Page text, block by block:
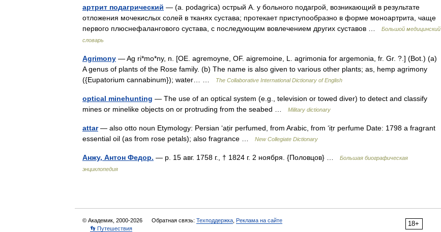
артрит подагрический — (a. podagrica) острый А. у больного подагрой, возникающий в результате
отложения мочекислых солей в тканях сустава; протекает приступообразно в форме моноартрита, чаще
первого плюснефалангового сустава, с последующим вовлечением других суставов …
Большой медицинский
словарь
Agrimony — Ag ri*mo*ny, n. [OE. agremoyne, OF. aigremoine, L. agrimonia for argemonia, fr. Gr. ?.] (Bot.) (a)
A genus of plants of the Rose family. (b) The name is also given to various other plants; as, hemp agrimony
({Eupatorium cannabinum}); water… …
The Collaborative International Dictionary of English
optical minehunting — The use of an optical system (e.g., television or towed diver) to detect and classify
mines or minelike objects on or protruding from the seabed …
Military dictionary
attar— also otto noun Etymology: Persian ‘aṭir perfumed, from Arabic, from ‘iṭr perfume Date: 1798 a fragrant
essential oil (as from rose petals); also fragrance …
New Collegiate Dictionary
Анжу, Антон Федор. — р. 15 авг. 1758 г., † 1824 г. 2 ноября. {Половцов} …
Большая биографическая
энциклопедия
18+
© Академик, 2000-2026 Обратная связь: Техподдержка Реклама на сайте
👣 Путешествия